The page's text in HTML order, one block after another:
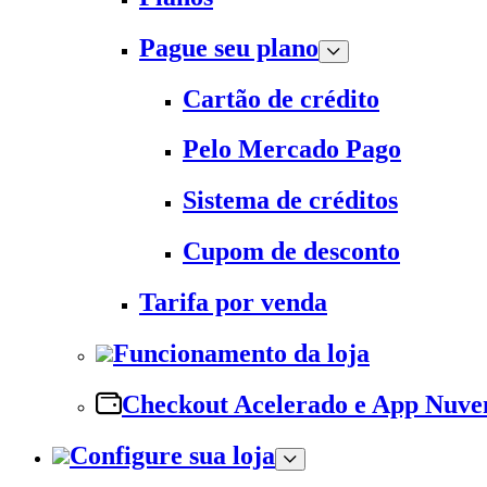
Pague seu plano
Cartão de crédito
Pelo Mercado Pago
Sistema de créditos
Cupom de desconto
Tarifa por venda
Funcionamento da loja
Checkout Acelerado e App
Configure sua loja